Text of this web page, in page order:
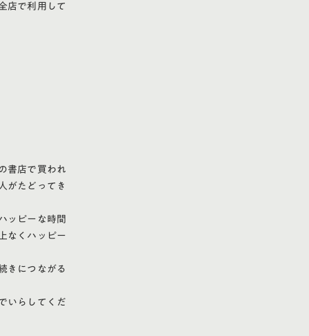
店で利用して
書店で買われ
がたどってき
ッピーな時間
なくハッピー
きにつながる
いらしてくだ